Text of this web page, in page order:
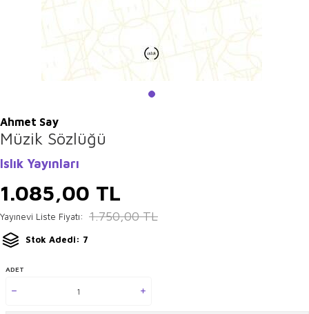
Ahmet Say
Müzik Sözlüğü
Islık Yayınları
1.085,00 TL
Yayınevi Liste Fiyatı: 1.750,00TL
Stok Adedi: 7
ADET